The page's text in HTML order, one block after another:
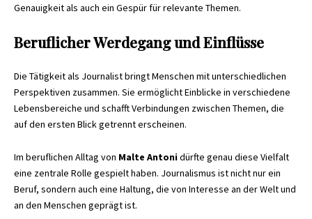
Genauigkeit als auch ein Gespür für relevante Themen.
Beruflicher Werdegang und Einflüsse
Die Tätigkeit als Journalist bringt Menschen mit unterschiedlichen
Perspektiven zusammen. Sie ermöglicht Einblicke in verschiedene
Lebensbereiche und schafft Verbindungen zwischen Themen, die
auf den ersten Blick getrennt erscheinen.
Im beruflichen Alltag von Malte Antonidürfte genau diese Vielfalt
eine zentrale Rolle gespielt haben. Journalismus ist nicht nur ein
Beruf, sondern auch eine Haltung, die von Interesse an der Welt und
an den Menschen geprägt ist.